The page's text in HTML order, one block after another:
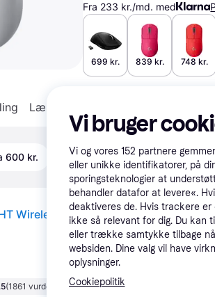
Fra 233 kr./md. med
699 kr. 839 kr. 748 kr.
Læs om produktet
600 kr.
Logitech - PRO X SUPERLIGHT Wireless Gaming Mus - HVID - GEEKD.dk - Forventet levering: 1-2 hverdage
(1861 vurderinger)
Vi bruger
Vi og vores 152 partnere
eller unikke identifikatorer, på
sporingsteknologier at
behandler datafor at levere«.
deaktiveres de. Hvis trackere er
ikke så relevant for dig. Du kan
eller trække samtykke tilbage
websiden. Dine valg vil have
oplysninger.
Cookiepolitik